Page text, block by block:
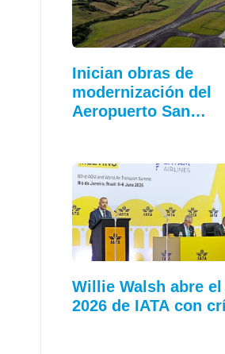
Inician obras de
modernización del
Aeropuerto San…
Willie Walsh abre el
2026 de IATA con